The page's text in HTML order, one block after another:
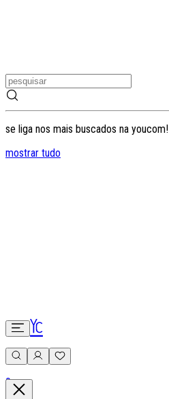
se liga nos mais buscados na youcom!
mostrar tudo
0